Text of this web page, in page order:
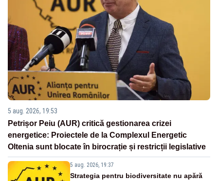
5 aug. 2026, 19:53
Petrișor Peiu (AUR) critică gestionarea crizei
energetice: Proiectele de la Complexul Energetic
Oltenia sunt blocate în birocrație și restricții legislative
5 aug. 2026, 19:37
Strategia pentru biodiversitate nu apără